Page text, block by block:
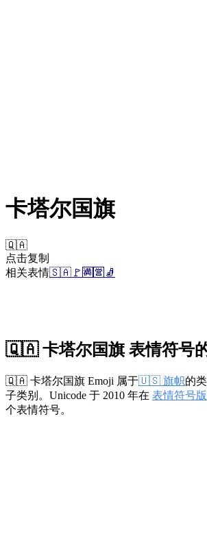
卡塔尔国旗
🇶🇦
点击复制
相关表情🇸🇦 🚩 🈵 🈺 🧦
🇶🇦 卡塔尔国旗 表情符号
🇶🇦 卡塔尔国旗 Emoji 属于🇺🇸 旗帜的
子类别。Unicode 于 2010 年在 表情符号
个表情符号。